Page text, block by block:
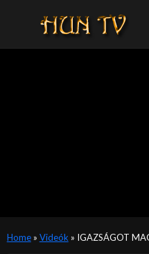
Home» Videók » IGAZSÁGOT